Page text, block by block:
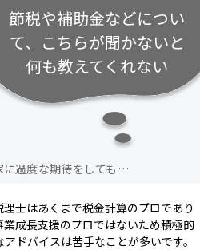
節税や補助金などについ
て、こちらが聞かないと
何も教えてくれない
に過度な期待をしても…
理士はあくまで税金計算のプロであり
業成長支援のプロではないため積極的
アドバイスは苦手なことが多いです。